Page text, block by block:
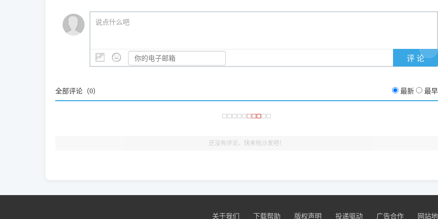
🎯 检验标准：只要驱动顺利装完，设备管理器内没有黄色感叹号，且打印测试能正常出纸，就说明已经完美兼容，无需纠
结显示名称上的细微差别。
说点什么吧
全部评论（0） 最新 最早
还没有评论，快来抢沙发吧！
关于我们 下载帮助 版权声明 投递驱动 广告合作 网站